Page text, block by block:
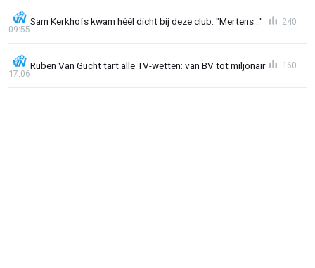
Sam Kerkhofs kwam héél dicht bij deze club: "Mertens..."
09:55
240
Ruben Van Gucht tart alle TV-wetten: van BV tot miljonair
17:06
160